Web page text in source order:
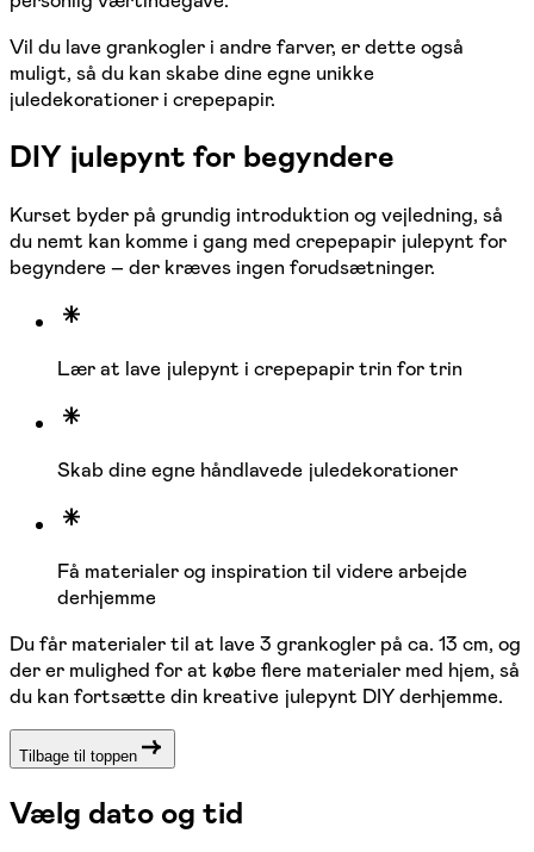
Vil du lave grankogler i andre farver, er dette også
muligt, så du kan skabe dine egne unikke
juledekorationer i crepepapir.
DIY julepynt for begyndere
Kurset byder på grundig introduktion og vejledning, så
du nemt kan komme i gang med crepepapir julepynt for
begyndere – der kræves ingen forudsætninger.
Lær at lave julepynt i crepepapir trin for trin
Skab dine egne håndlavede juledekorationer
Få materialer og inspiration til videre arbejde
derhjemme
Du får materialer til at lave 3 grankogler på ca. 13 cm, og
der er mulighed for at købe flere materialer med hjem, så
du kan fortsætte din kreative julepynt DIY derhjemme.
Tilbage til toppen
Vælg dato og tid